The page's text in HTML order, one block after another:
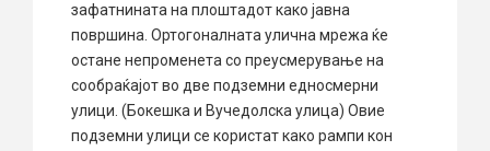
зафатнината на плоштадот како јавна
површина. Ортогоналната улична мрежа ќе
остане непроменета со преусмерување на
сообраќајот во две подземни едносмерни
улици. (Бокешка и Вучедолска улица) Овие
подземни улици се користат како рампи кон